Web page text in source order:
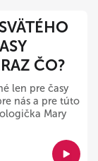
ČO?
len pre časy
nás a pre túto
Mary